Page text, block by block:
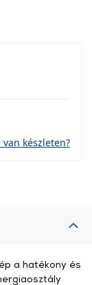
van készleten?
a hatékony és